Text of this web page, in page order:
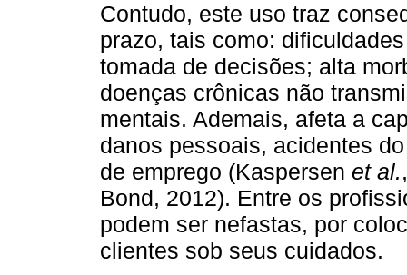
Contudo, este uso traz
prazo, tais como:
tomada de decisões; alta
doenças crônicas não
mentais. Ademais, afeta a
danos pessoais, acidentes
de emprego (Kaspersen et al.
Bond, 2012). Entre os
podem ser nefastas, por
clientes sob seus cuidados.